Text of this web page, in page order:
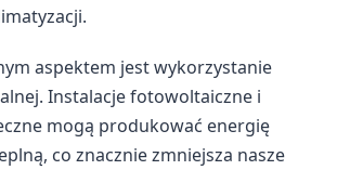
aspektem jest wykorzystanie
Instalacje fotowoltaiczne i
mogą produkować energię
co znacznie zmniejsza nasze